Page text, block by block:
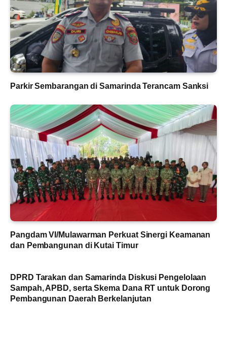
Parkir Sembarangan di Samarinda Terancam Sanksi
Pangdam VI/Mulawarman Perkuat Sinergi Keamanan
dan Pembangunan di Kutai Timur
DPRD Tarakan dan Samarinda Diskusi Pengelolaan
Sampah, APBD, serta Skema Dana RT untuk Dorong
Pembangunan Daerah Berkelanjutan